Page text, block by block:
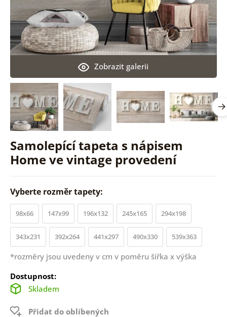
Samolepící tapeta s nápisem
Home ve vintage provedení
Zobrazit galerii
Vyberte rozměr tapety:
98x66 147x99 196x132 245x165 294x198
343x231 392x264 441x297 490x330 539x363
*rozměry jsou uvedeny v cm v poměru šířka x výška
Dostupnost:
Skladem
Přidat do oblíbených